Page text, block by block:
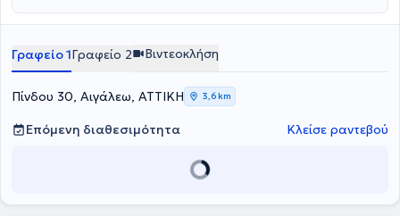
Γραφείο 1Γραφείο 2 Βιντεοκλήση
Πίνδου 30, Αιγάλεω, ΑΤΤΙΚΗ 3,6 km
Επόμενη διαθεσιμότητα Κλείσε ραντεβού